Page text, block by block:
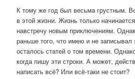
К тому же год был весьма грустным.
в этой жизни. Жизнь только
навстречу новым приключениям.
раньше того, что имею и не
осталось статей о том времени.
когда пишу эти строки. А может,
написать всё? Или всё-таки не стоит?